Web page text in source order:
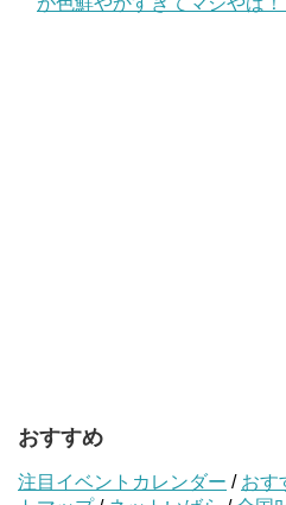
おすすめ
注目イベントカレンダー / おす